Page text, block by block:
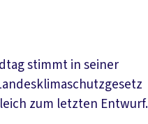
stimmt in seiner
zum letzten Entwurf.